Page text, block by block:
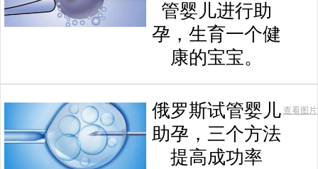
管婴儿进行助
孕，生育一个健
康的宝宝。
俄罗斯试管婴儿
助孕，三个方法
提高成功率
查看图片